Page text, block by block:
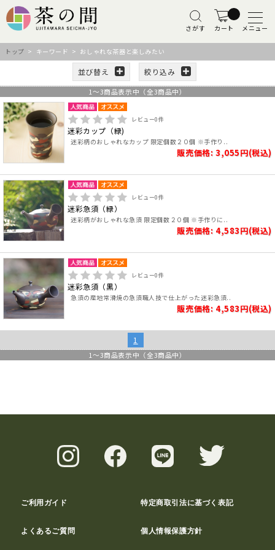
さがす カート メニュー
トップ > キーワード > おしゃれな茶器と楽しみたい
並び替え 絞り込み
1 ～3商品表示中（全3商品中）
レビュー0件
迷彩カップ（緑)
迷彩柄のおしゃれなカップ 限定個数２０個 ※手作り..
販売価格: 3,055円(税込)
レビュー0件
迷彩急須（緑）
迷彩柄がおしゃれな急須 限定個数２０個 ※手作りに..
販売価格: 4,583円(税込)
レビュー0件
迷彩急須（黒）
急須の産地常滑焼の急須職人技で仕上がった迷彩急須..
販売価格: 4,583円(税込)
1
1 ～3商品表示中（全3商品中）
ご利用ガイド 特定商取引法に基づく表記
よくあるご質問 個人情報保護方針